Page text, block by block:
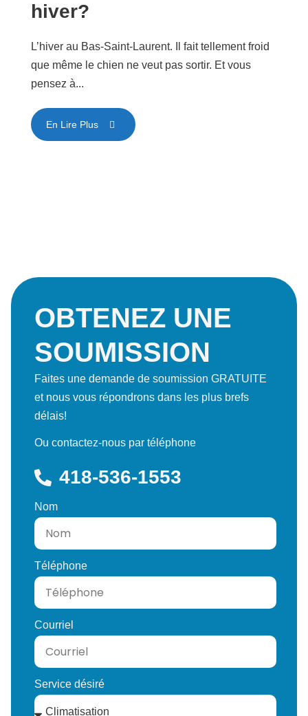
hiver?
L’hiver au Bas-Saint-Laurent. Il fait tellement froid
que même le chien ne veut pas sortir. Et vous
pensez à...
En Lire Plus
OBTENEZ UNE
SOUMISSION
Faites une demande de soumission GRATUITE
et nous vous répondrons dans les plus brefs
délais!
Ou contactez-nous par téléphone
418-536-1553
Nom
Téléphone
Courriel
Service désiré